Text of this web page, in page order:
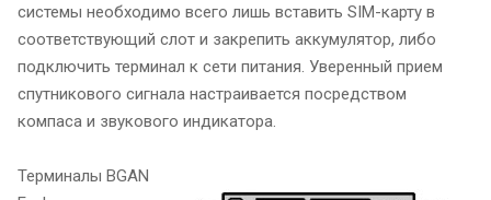
системы необходимо всего лишь вставить SIM-карту в
соответствующий слот и закрепить аккумулятор, либо
подключить терминал к сети питания. Уверенный прием
спутникового сигнала настраивается посредством
компаса и звукового индикатора.
Терминалы BGAN